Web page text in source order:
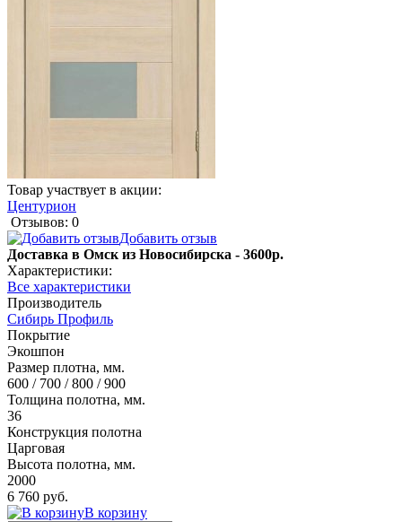
Товар участвует в акции:
Центурион
Отзывов: 0
Добавить отзыв
Доставка в Омск из Новосибирска - 3600р.
Характеристики:
Все характеристики
Производитель
Сибирь Профиль
Покрытие
Экошпон
Размер плотна, мм.
600 / 700 / 800 / 900
Толщина полотна, мм.
36
Конструкция полотна
Царговая
Высота полотна, мм.
2000
6 760 руб.
В корзину